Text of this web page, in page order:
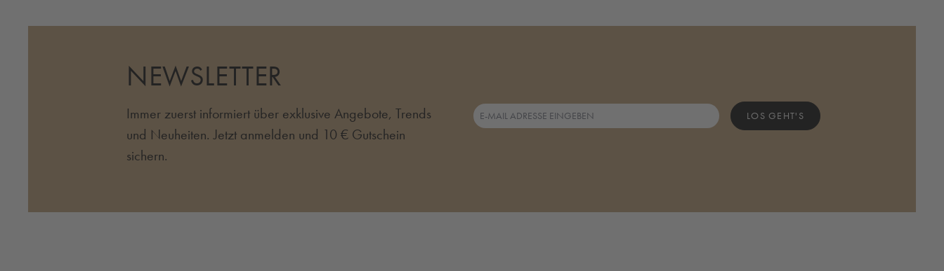
NEWSLETTER
Immer zuerst informiert über exklusive Angebote, Trends
und Neuheiten. Jetzt anmelden und 10 € Gutschein
sichern.
LOS GEHT'S